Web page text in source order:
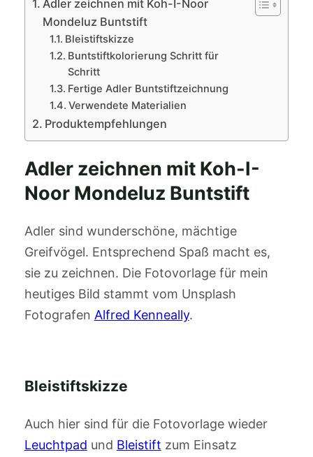
Adler zeichnen mit Koh-I-Noor
Mondeluz Buntstift
Bleistiftskizze
Buntstiftkolorierung Schritt für
Schritt
Fertige Adler Buntstiftzeichnung
Verwendete Materialien
Produktempfehlungen
Adler zeichnen mit Koh-I-
Noor Mondeluz Buntstift
Adler sind wunderschöne, mächtige
Greifvögel. Entsprechend Spaß macht es,
sie zu zeichnen. Die Fotovorlage für mein
heutiges Bild stammt vom Unsplash
Fotografen Alfred Kenneally.
Bleistiftskizze
Auch hier sind für die Fotovorlage wieder
Leuchtpad und Bleistift zum Einsatz